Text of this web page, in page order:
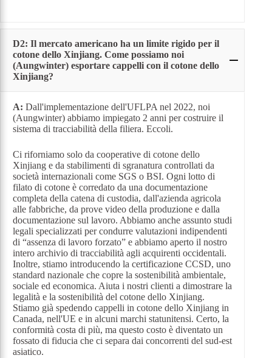
D2: Il mercato americano ha un limite rigido per il
cotone dello Xinjiang. Come possiamo noi
(Aungwinter) esportare cappelli con il cotone dello
Xinjiang?
A: Dall'implementazione dell'UFLPA nel 2022, noi
(Aungwinter) abbiamo impiegato 2 anni per costruire il
sistema di tracciabilità della filiera. Eccoli.
Ci riforniamo solo da cooperative di cotone dello
Xinjiang e da stabilimenti di sgranatura controllati da
società internazionali come SGS o BSI. Ogni lotto di
filato di cotone è corredato da una documentazione
completa della catena di custodia, dall'azienda agricola
alle fabbriche, da prove video della produzione e dalla
documentazione sul lavoro. Abbiamo anche assunto studi
legali specializzati per condurre valutazioni indipendenti
di “assenza di lavoro forzato” e abbiamo aperto il nostro
intero archivio di tracciabilità agli acquirenti occidentali.
Inoltre, stiamo introducendo la certificazione CCSD, uno
standard nazionale che copre la sostenibilità ambientale,
sociale ed economica. Aiuta i nostri clienti a dimostrare la
legalità e la sostenibilità del cotone dello Xinjiang.
Stiamo già spedendo cappelli in cotone dello Xinjiang in
Canada, nell'UE e in alcuni marchi statunitensi. Certo, la
conformità costa di più, ma questo costo è diventato un
fossato di fiducia che ci separa dai concorrenti del sud-est
asiatico.